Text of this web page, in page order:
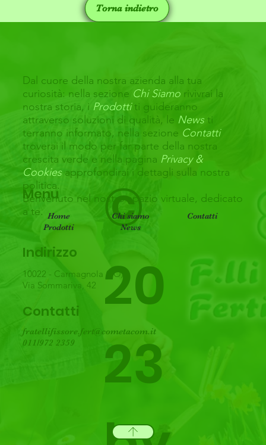
Torna indietro
©
20
23
Dal cuore della nostra azienda alla tua
curiosità: nella sezione Chi Siamo rivivrai la
nostra storia, i Prodotti ti guideranno
attraverso soluzioni di qualità, le News ti
terranno informato, nella sezione Contatti
troverai il modo per far parte della nostra
crescita verde e nella pagina Privacy &
Cookies approfondirai i dettagli sulla nostra
politica.
Benvenuto nel nostro spazio virtuale, dedicato
a te.
Indirizzo
10022 - Carmagnola (TO)
Via Sommariva, 42
Contatti
fratellifissore.fert@cometacom.it
011/972 2359
Menu
Home Chi siamo
Contatti
Prodotti
News